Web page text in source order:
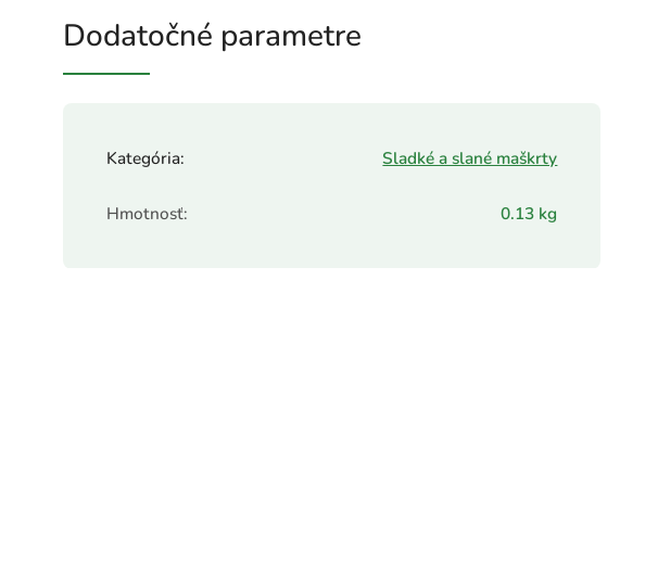
Dodatočné parametre
Kategória: Sladké a slané maškrty
Hmotnosť: 0.13 kg